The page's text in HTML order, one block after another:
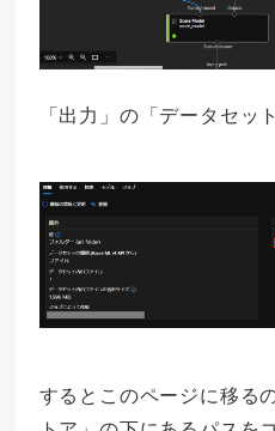
「出力」の「データセッ
するとこのページに移る